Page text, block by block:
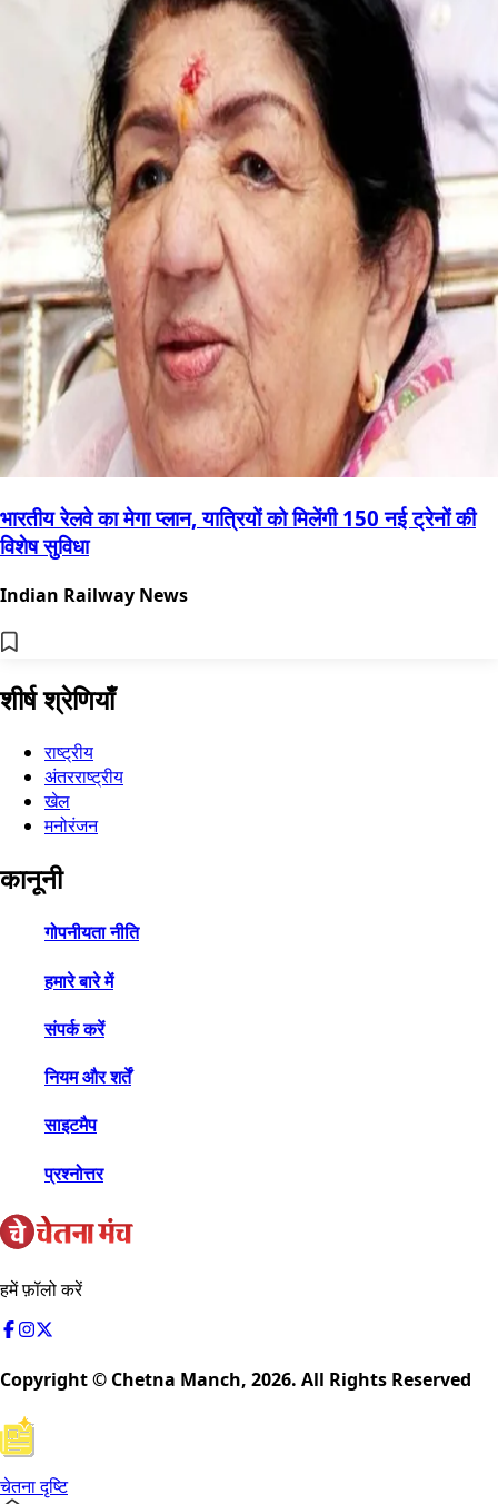
भारतीय रेलवे का मेगा प्लान, यात्रियों को मिलेंगी 150 नई ट्रेनों की
विशेष सुविधा
Indian Railway News
शीर्ष श्रेणियाँ
राष्ट्रीय
अंतरराष्ट्रीय
खेल
मनोरंजन
कानूनी
गोपनीयता नीति
हमारे बारे में
संपर्क करें
नियम और शर्तें
साइटमैप
प्रश्नोत्तर
हमें फ़ॉलो करें
Copyright © Chetna Manch, 2026. All Rights Reserved
चेतना दृष्टि